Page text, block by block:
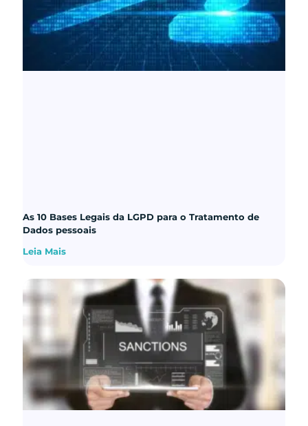
As 10 Bases Legais da LGPD para o Tratamento de
Dados pessoais
Leia Mais